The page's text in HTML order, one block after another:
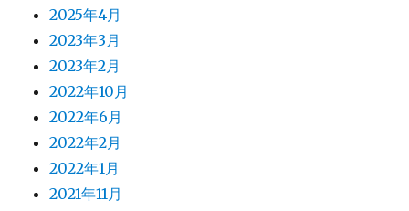
2025年4月
2023年3月
2023年2月
2022年10月
2022年6月
2022年2月
2022年1月
2021年11月